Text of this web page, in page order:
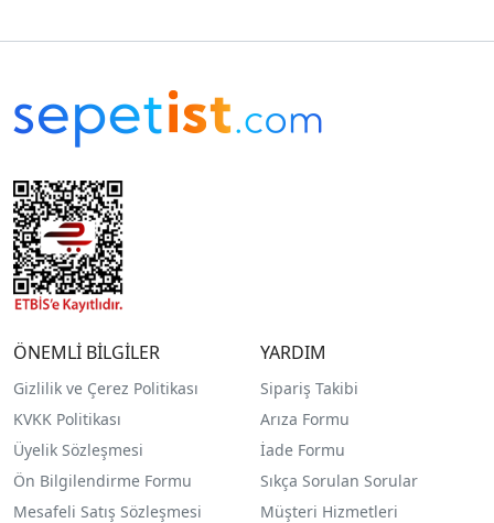
ÖNEMLİ BİLGİLER
Gizlilik ve Çerez Politikası
KVKK Politikası
Üyelik Sözleşmesi
Ön Bilgilendirme Formu
Mesafeli Satış Sözleşmesi
YARDIM
Sipariş Takibi
Arıza Formu
İade Formu
Sıkça Sorulan Sorular
Müşteri Hizmetleri